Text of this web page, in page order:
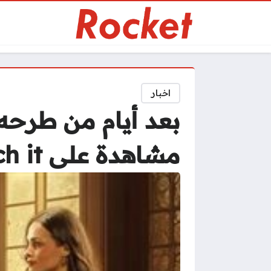
اخبار
بعد أيام من
مشاهدة على watch it